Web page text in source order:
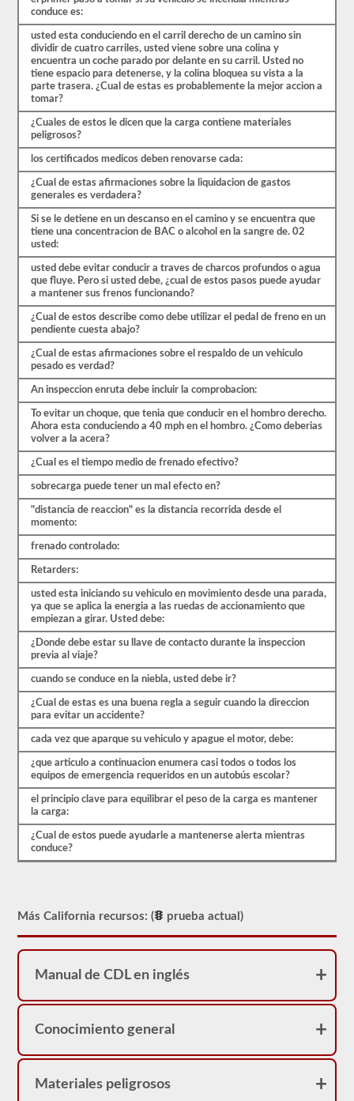
preguntas
con
que
encontrarás
hacen
que
pasar
sea
muy
fácil.
Tenemos
400
preguntas
que
pertenecen
examen
Conocimiento
general
distribuidas
ocho
exámenes
práctica
disponibles
de
forma
gratuita.
Asegúrate
realizar
todas
pruebas
buen
conocimiento
del
material
antes
salir
para
tomar
el
examen
real.
conduce es:
usted esta conduciendo en el carril derecho de un camino sin
dividir de cuatro carriles, usted viene sobre una colina y
encuentra un coche parado por delante en su carril. Usted no
tiene espacio para detenerse, y la colina bloquea su vista a la
parte trasera. ¿Cual de estas es probablemente la mejor accion a
tomar?
¿Cuales de estos le dicen que la carga contiene materiales
peligrosos?
los certificados medicos deben renovarse cada:
¿Cual de estas afirmaciones sobre la liquidacion de gastos
generales es verdadera?
Si se le detiene en un descanso en el camino y se encuentra que
tiene una concentracion de BAC o alcohol en la sangre de. 02
usted:
usted debe evitar conducir a traves de charcos profundos o agua
que fluye. Pero si usted debe, ¿cual de estos pasos puede ayudar
a mantener sus frenos funcionando?
¿Cual de estos describe como debe utilizar el pedal de freno en un
pendiente cuesta abajo?
¿Cual de estas afirmaciones sobre el respaldo de un vehiculo
pesado es verdad?
An inspeccion enruta debe incluir la comprobacion:
To evitar un choque, que tenia que conducir en el hombro derecho.
Ahora esta conduciendo a 40 mph en el hombro. ¿Como deberias
volver a la acera?
¿Cual es el tiempo medio de frenado efectivo?
sobrecarga puede tener un mal efecto en?
"distancia de reaccion" es la distancia recorrida desde el
momento:
frenado controlado:
Retarders:
usted esta iniciando su vehiculo en movimiento desde una parada,
ya que se aplica la energia a las ruedas de accionamiento que
empiezan a girar. Usted debe:
¿Donde debe estar su llave de contacto durante la inspeccion
previa al viaje?
cuando se conduce en la niebla, usted debe ir?
¿Cual de estas es una buena regla a seguir cuando la direccion
para evitar un accidente?
cada vez que aparque su vehiculo y apague el motor, debe:
¿que articulo a continuacion enumera casi todos o todos los
equipos de emergencia requeridos en un autobús escolar?
el principio clave para equilibrar el peso de la carga es mantener
la carga:
¿Cual de estos puede ayudarle a mantenerse alerta mientras
conduce?
Más California recursos: ( prueba actual)
Manual de CDL en inglés
Conocimiento general
Materiales peligrosos